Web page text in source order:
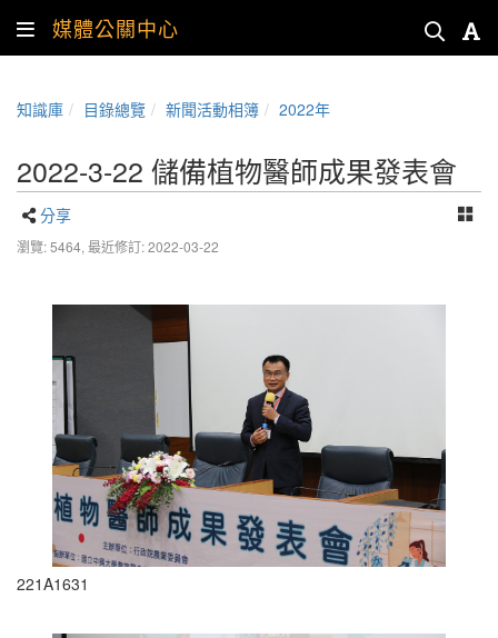
媒體公關中心
知識庫 目錄總覽 新聞活動相簿 2022年
2022-3-22 儲備植物醫師成果發表會
分享
瀏覽: 5464, 最近修訂: 2022-03-22
221A1631